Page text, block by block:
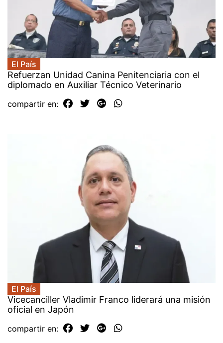
El País
Refuerzan Unidad Canina Penitenciaria con el
diplomado en Auxiliar Técnico Veterinario
compartir en:
El País
Vicecanciller Vladimir Franco liderará una misión
oficial en Japón
compartir en: